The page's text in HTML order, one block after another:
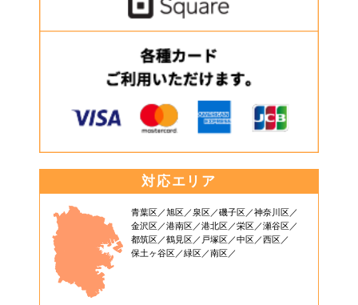
対応エリア
青葉区 旭区 泉区 磯子区
神奈川区
金沢区
港南区 港北区 栄区
瀬谷区
都筑区
鶴見区 戸塚区 中区
西区
保土ヶ谷区
緑区 南区